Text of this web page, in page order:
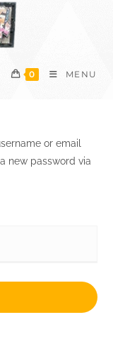
0 MENU
or email
new password via